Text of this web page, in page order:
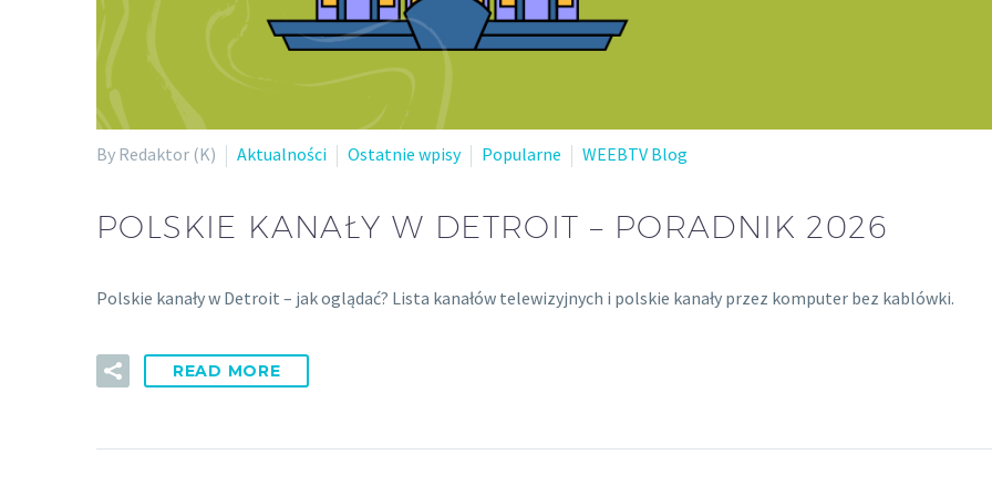
By Redaktor (K) Aktualności Ostatnie wpisy Popularne WEEBTV Blog
POLSKIE KANAŁY W DETROIT – PORADNIK 2026
Polskie kanały w Detroit – jak oglądać? Lista kanałów telewizyjnych i polskie kanały przez komputer bez kablówki.
READ MORE